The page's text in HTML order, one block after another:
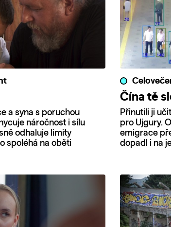
a syna s poruchou
náročnost i sílu
odhaluje limity
spoléhá na oběti
Čína tě
Přinutili ji
pro Ujgury.
emigrace
dopadl i na